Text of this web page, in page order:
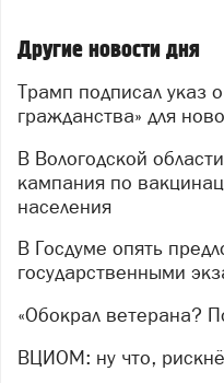
Другие новости дня
Трамп подписал указ о запрете на «туризм ради
гражданства» для
В Вологодской области стартует масштабная
кампания по
населения
В Госдуме опять предложили заменить ЕГЭ
государственными
«Обокрал ветерана?
ВЦИОМ: ну что,